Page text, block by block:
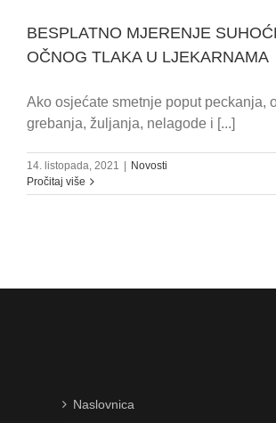
BESPLATNO MJERENJE
OČNOG TLAKA U LJEKARNAMA
Ako osjećate smetnje poput peckanja,
grebanja, žuljanja, nelagode i [...]
14. listopada, 2021
Novosti
Pročitaj više
Naslovnica